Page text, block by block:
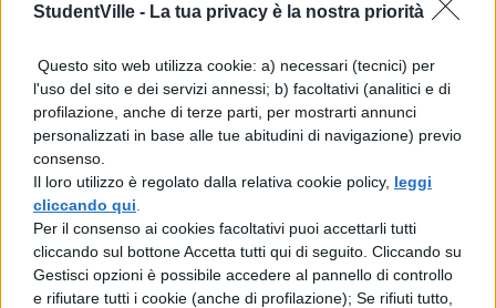
StudentVille - La tua privacy è la nostra priorità
Questo sito web utilizza cookie: a) necessari (tecnici) per
l'uso del sito e dei servizi annessi; b) facoltativi (analitici e di
profilazione, anche di terze parti, per mostrarti annunci
personalizzati in base alle tue abitudini di navigazione) previo
consenso.
Il loro utilizzo è regolato dalla relativa cookie policy, leggi
cliccando qui
Per il consenso ai cookies facoltativi puoi accettarli tutti
cliccando sul bottone Accetta tutti qui di seguito. Cliccando su
Gestisci opzioni è possibile accedere al pannello di controllo
e rifiutare tutti i cookie (anche di profilazione); Se rifiuti tutto,
Eneide, Libro 7, traduzione vv. 572-600
LETTERATURA LATINA
Eneide, Libro 7, traduzione vv. 1-9
LETTERATURA LATINA